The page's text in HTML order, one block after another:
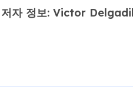
저자 정보: Victor